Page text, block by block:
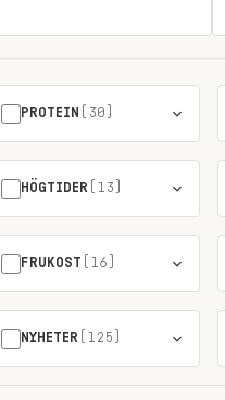
PROTEIN (30)
HÖGTIDER (13)
FRUKOST (16)
NYHETER (125)